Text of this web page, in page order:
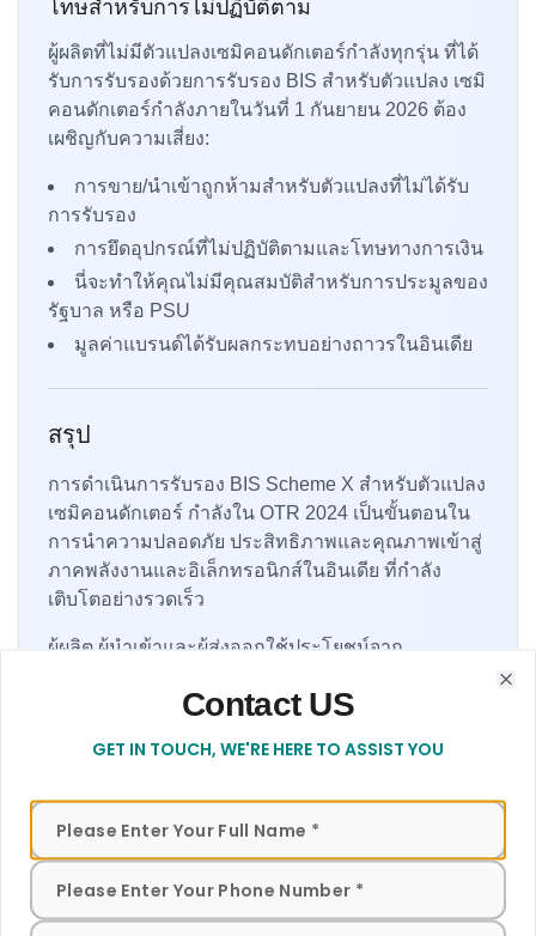
โทษสำหรับการไม่ปฏิบัติตาม
ผู้ผลิตที่ไม่มีตัวแปลงเซมิคอนดักเตอร์กำลังทุกรุ่น ที่ได้
รับการรับรองด้วยการรับรอง BIS สำหรับตัวแปลง เซมิ
คอนดักเตอร์กำลังภายในวันที่ 1 กันยายน 2026 ต้อง
เผชิญกับความเสี่ยง:
การขาย/นำเข้าถูกห้ามสำหรับตัวแปลงที่ไม่ได้รับ
การรับรอง
การยึดอุปกรณ์ที่ไม่ปฏิบัติตามและโทษทางการเงิน
นี่จะทำให้คุณไม่มีคุณสมบัติสำหรับการประมูลของ
รัฐบาล หรือ PSU
มูลค่าแบรนด์ได้รับผลกระทบอย่างถาวรในอินเดีย
สรุป
การดำเนินการรับรอง BIS Scheme X สำหรับตัวแปลง
เซมิคอนดักเตอร์ กำลังใน OTR 2024 เป็นขั้นตอนใน
การนำความปลอดภัย ประสิทธิภาพและคุณภาพเข้าสู่
ภาคพลังงานและอิเล็กทรอนิกส์ในอินเดีย ที่กำลัง
เติบโตอย่างรวดเร็ว
ผู้ผลิต ผู้นำเข้าและผู้ส่งออกใช้ประโยชน์จาก
สำหรับตัวแปลงเซมิคอนดักเตอร์กำลัง โดย การได้รับ
และ การติดเครื่องหมาย BIS สำหรับตัวแปลงเซมิ
เห็นว่าผลิตภัณฑ์ของพวกเขาเป็นไปตามระบบกฎ
คุณ Eliyawati
PT Quty Karunia, ผู้ถือใบอนุญาต BIS ในเวียดนาม
Contact US
Contact form to get in touch with our team for assistance
GET IN TOUCH, WE'RE HERE TO ASSIST YOU